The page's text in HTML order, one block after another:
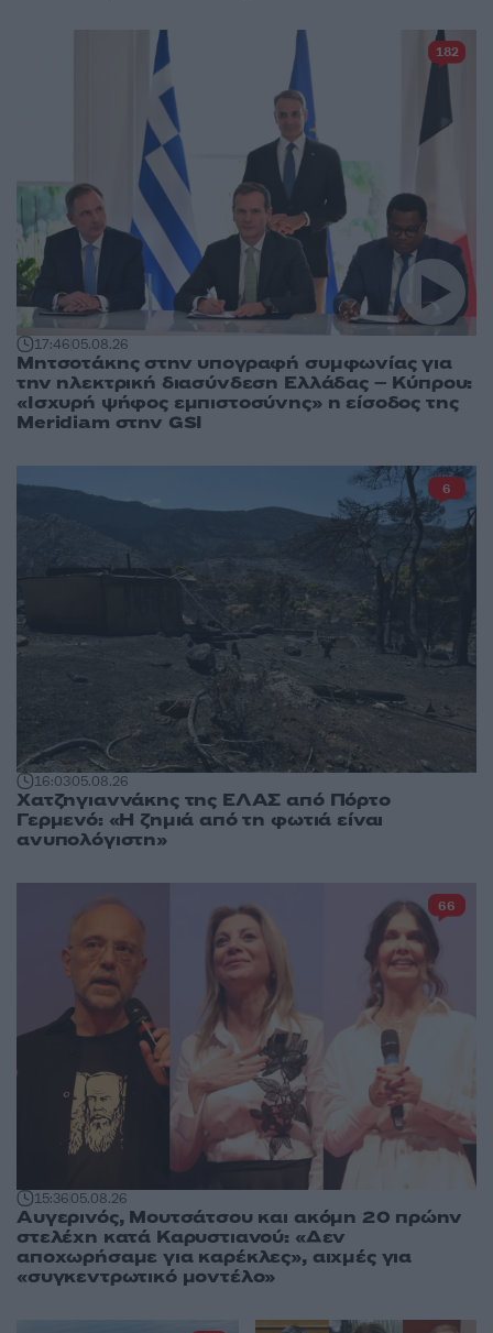
17:4605.08.26
Μητσοτάκης στην υπογραφή συμφωνίας για
την ηλεκτρική διασύνδεση Ελλάδας – Κύπρου:
«Ισχυρή ψήφος εμπιστοσύνης» η είσοδος της
Meridiam στην GSI
182
16:0305.08.26
Χατζηγιαννάκης της ΕΛΑΣ από Πόρτο
Γερμενό: «Η ζημιά από τη φωτιά είναι
ανυπολόγιστη»
6
15:3605.08.26
Αυγερινός, Μουτσάτσου και ακόμη 20 πρώην
στελέχη κατά Καρυστιανού: «Δεν
αποχωρήσαμε για καρέκλες», αιχμές για
«συγκεντρωτικό μοντέλο»
66